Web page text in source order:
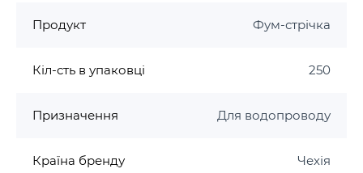
систем;
потужностях Європейських підприємств;
фахівцями.
Продукт Фум-стрічка
Кіл-сть в упаковці 250
Призначення Для водопроводу
Країна бренду Чехія